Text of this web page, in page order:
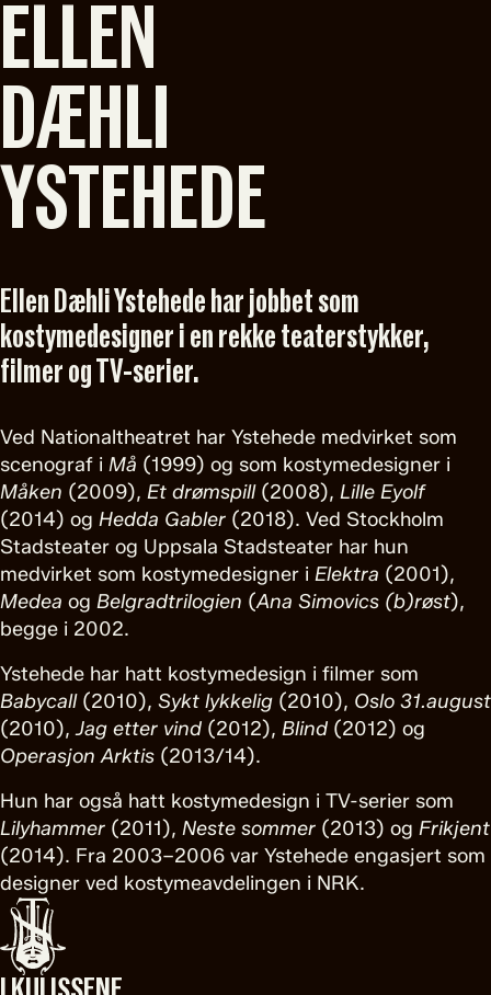
ELLEN
DÆHLI
YSTEHEDE
Ellen Dæhli Ystehede har jobbet som
kostymedesigner i en rekke teaterstykker,
filmer og TV-serier.
Ved Nationaltheatret har Ystehede medvirket som
scenograf i Må (1999) og som kostymedesigner i
Måken (2009), Et drømspill(2008), Lille Eyolf
(2014) og Hedda Gabler (2018). Ved Stockholm
Stadsteater og Uppsala Stadsteater har hun
medvirket som kostymedesigner i Elektra (2001),
Medea og Belgradtrilogien (Ana Simovics (b)røst),
begge i 2002.
Ystehede har hatt kostymedesign i filmer som
Babycall(2010), Sykt lykkelig (2010), Oslo 31.august
(2010),Jag etter vind (2012), Blind (2012) og
Operasjon Arktis (2013/14).
Hun har også hatt kostymedesign i TV-serier som
Lilyhammer (2011), Neste sommer (2013) og Frikjent
(2014). Fra 2003–2006 var Ystehede engasjert som
designer ved kostymeavdelingen i NRK.